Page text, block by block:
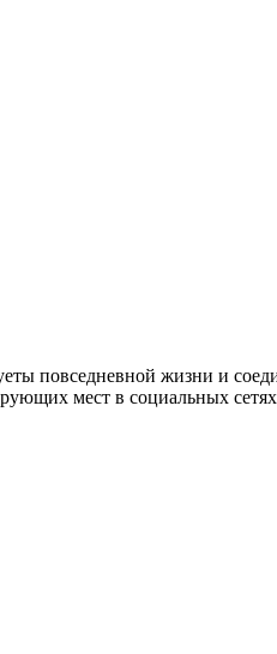
повседневной жизни и
мест в социальных